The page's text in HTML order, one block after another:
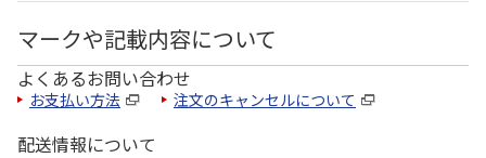
マークや記載内容について
よくあるお問い合わせ
お支払い方法 注文のキャンセルについて
配送情報について